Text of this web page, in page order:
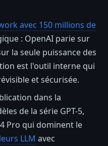
avec 150 millions de
: OpenAI parie sur
la seule puissance des
est l'outil interne qui
et sécurisée.
dans la
de la série GPT-5,
Pro qui dominent le
LLM avec